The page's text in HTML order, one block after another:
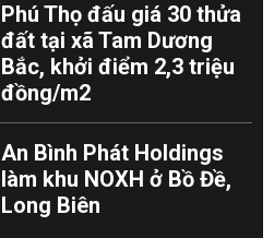
Phú Thọ đấu giá 30 thửa
đất tại xã Tam Dương
Bắc, khởi điểm 2,3 triệu
đồng/m2
An Bình Phát Holdings
làm khu NOXH ở Bồ Đề,
Long Biên